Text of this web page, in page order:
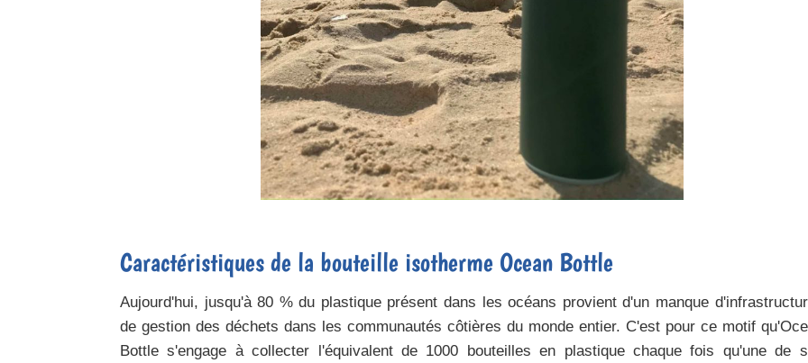
Caractéristiques de la bouteille isotherme Ocean Bottle
Aujourd'hui, jusqu'à 80 % du plastique présent dans les océans provient d'un manque
de gestion des déchets dans les communautés côtières du monde entier. C'est pour ce motif
Bottle s'engage à collecter l'équivalent de 1000 bouteilles en plastique chaque fois qu'une de